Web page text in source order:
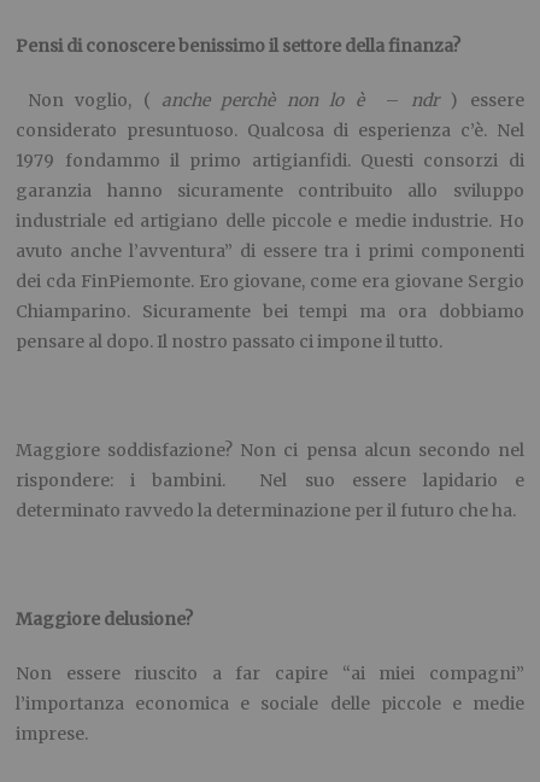
Pensi di conoscere benissimo il settore della finanza?
Non voglio, ( anche perchè non lo è– ndr) essere
considerato presuntuoso. Qualcosa di esperienza c’è. Nel
1979 fondammo il primo artigianfidi. Questi consorzi di
garanzia hanno sicuramente contribuito allo sviluppo
industriale ed artigiano delle piccole e medie industrie. Ho
avuto anche l’avventura” di essere tra i primi componenti
dei cda FinPiemonte. Ero giovane, come era giovane Sergio
Chiamparino. Sicuramente bei tempi ma ora dobbiamo
pensare al dopo. Il nostro passato ci impone il tutto.
Maggiore soddisfazione? Non ci pensa alcun secondo nel
rispondere: i bambini. Nel suo essere lapidario e
determinato ravvedo la determinazione per il futuro che ha.
Maggiore delusione?
Non essere riuscito a far capire “ai miei compagni”
l’importanza economica e sociale delle piccole e medie
imprese.